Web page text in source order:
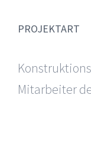
PROJEKTART
Mitarbeiter